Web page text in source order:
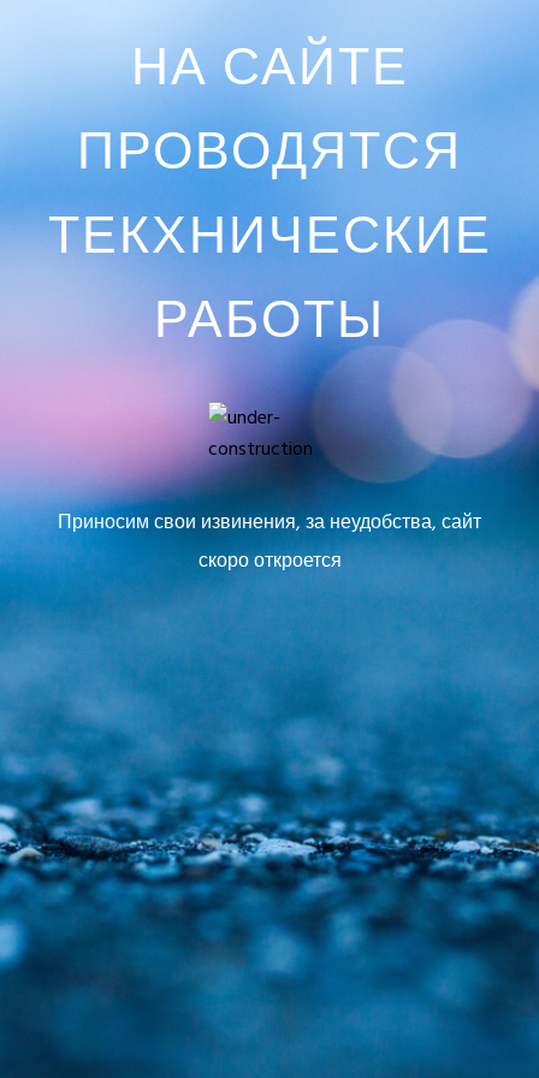
НА САЙТЕ
ПРОВОДЯТСЯ
ТЕКХНИЧЕСКИЕ
РАБОТЫ
Приносим свои извинения, за неудобства, сайт
скоро откроется